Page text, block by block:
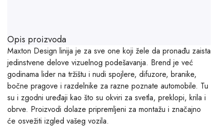
Opis proizvoda
Maxton Design linija je za sve one koji žele da pronađu zaista
jedinstvene delove vizuelnog podešavanja. Brend je već
godinama lider na tržištu i nudi spojlere, difuzore, branike,
bočne pragove i razdelnike za razne poznate automobile. Tu
su i zgodni uređaji kao što su okviri za svetla, preklopi, krila i
obrve. Proizvodi dolaze pripremljeni za montažu i značajno
će osvežiti izgled vašeg vozila.